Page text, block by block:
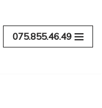
075.855.46.49